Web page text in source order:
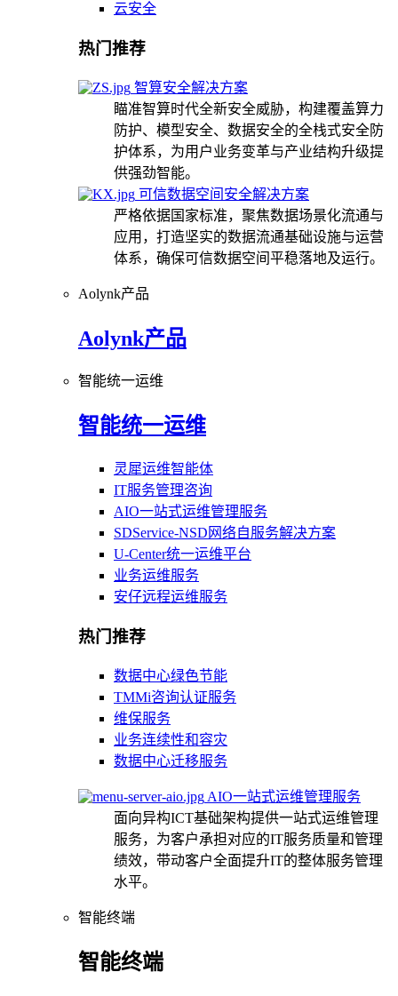
云安全
热门推荐
智算安全解决方案
瞄准智算时代全新安全威胁，构建覆盖算力
防护、模型安全、数据安全的全栈式安全防
护体系，为用户业务变革与产业结构升级提
供强劲智能。
可信数据空间安全解决方案
严格依据国家标准，聚焦数据场景化流通与
应用，打造坚实的数据流通基础设施与运营
体系，确保可信数据空间平稳落地及运行。
Aolynk产品
Aolynk产品
智能统一运维
智能统一运维
灵犀运维智能体
IT服务管理咨询
AIO一站式运维管理服务
SDService-NSD网络自服务解决方案
U-Center统一运维平台
业务运维服务
安仔远程运维服务
热门推荐
数据中心绿色节能
TMMi咨询认证服务
维保服务
业务连续性和容灾
数据中心迁移服务
AIO一站式运维管理服务
面向异构ICT基础架构提供一站式运维管理
服务，为客户承担对应的IT服务质量和管理
绩效，带动客户全面提升IT的整体服务管理
水平。
智能终端
智能终端